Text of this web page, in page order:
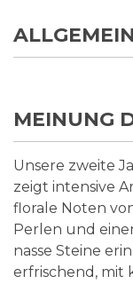
MEINUNG
Unsere zweite
zeigt intensive
florale Noten
Perlen und
nasse Steine
erfrischend, mit